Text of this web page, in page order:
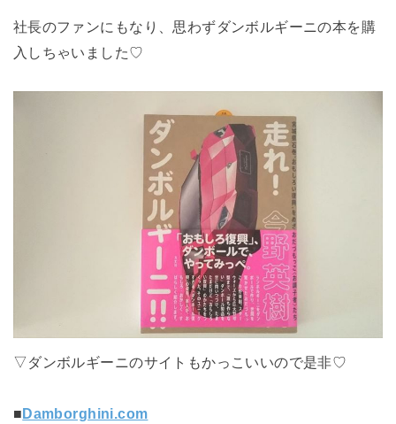
社長のファンにもなり、思わずダンボルギーニの本を購
入しちゃいました♡
▽ダンボルギーニのサイトもかっこいいので是非♡
■Damborghini.com